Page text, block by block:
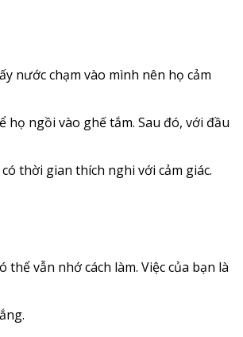
nước chạm vào mình nên họ cảm
ngồi vào ghế tắm. Sau đó, với đầu
thời gian thích nghi với cảm giác.
vẫn nhớ cách làm. Việc của bạn là